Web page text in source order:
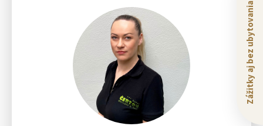
Zážitky aj bez ubytovania